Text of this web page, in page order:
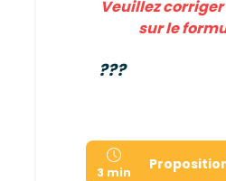
Veuillez
sur le
???
3 min